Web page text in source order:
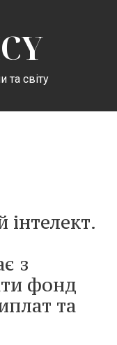
та світу
з
фонд
та